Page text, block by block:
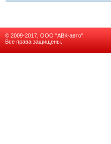
© 2009-2017, ООО "АВК-авто".
Все права защищены.